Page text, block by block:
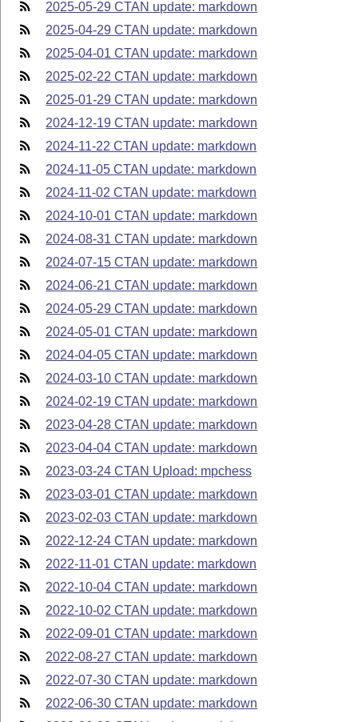
2025-05-29 CTAN update: markdown
2025-04-29 CTAN update: markdown
2025-04-01 CTAN update: markdown
2025-02-22 CTAN update: markdown
2025-01-29 CTAN update: markdown
2024-12-19 CTAN update: markdown
2024-11-22 CTAN update: markdown
2024-11-05 CTAN update: markdown
2024-11-02 CTAN update: markdown
2024-10-01 CTAN update: markdown
2024-08-31 CTAN update: markdown
2024-07-15 CTAN update: markdown
2024-06-21 CTAN update: markdown
2024-05-29 CTAN update: markdown
2024-05-01 CTAN update: markdown
2024-04-05 CTAN update: markdown
2024-03-10 CTAN update: markdown
2024-02-19 CTAN update: markdown
2023-04-28 CTAN update: markdown
2023-04-04 CTAN update: markdown
2023-03-24 CTAN Upload: mpchess
2023-03-01 CTAN update: markdown
2023-02-03 CTAN update: markdown
2022-12-24 CTAN update: markdown
2022-11-01 CTAN update: markdown
2022-10-04 CTAN update: markdown
2022-10-02 CTAN update: markdown
2022-09-01 CTAN update: markdown
2022-08-27 CTAN update: markdown
2022-07-30 CTAN update: markdown
2022-06-30 CTAN update: markdown